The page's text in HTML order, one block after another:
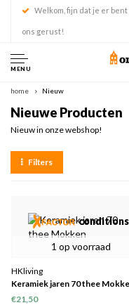
Welkom, fijn dat je er
ons gerust!
MENU
home Nieuw
Nieuwe Producten
Nieuw in onze webshop!
Filters
1 op voorraad
conditions
HKliving
Keramiek jaren 70 thee
€21,50